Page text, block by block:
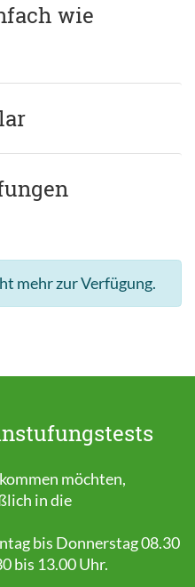
wie
mehr zur Verfügung.
möchten,
in die
bis Donnerstag 08.30
bis 13.00 Uhr.